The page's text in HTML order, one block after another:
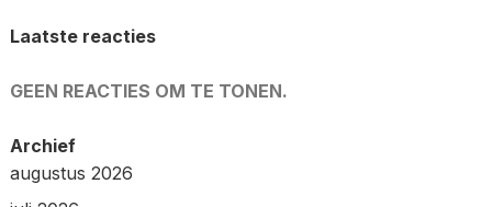
Laatste reacties
GEEN REACTIES OM TE TONEN.
Archief
augustus 2026